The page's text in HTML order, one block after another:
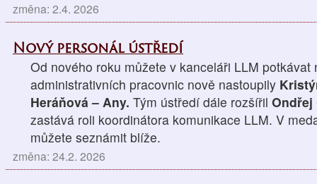
změna: 2.4. 2026
Nový personál ústředí
Od nového roku můžete v kanceláři LLM potkávat
administrativních pracovnic nově nastoupily
Heráňová – Any. Tým ústředí dále rozšířil Ondřej
zastává roli koordinátora komunikace LLM. V
můžete seznámit blíže.
změna: 24.2. 2026